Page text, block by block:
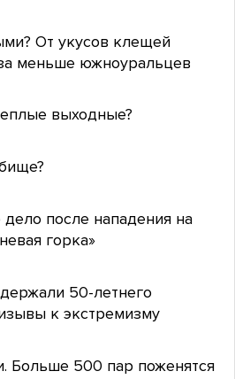
От укусов клещей
меньше южноуральцев
выходные?
после нападения на
горка»
50-летнего
к экстремизму
Больше 500 пар поженятся